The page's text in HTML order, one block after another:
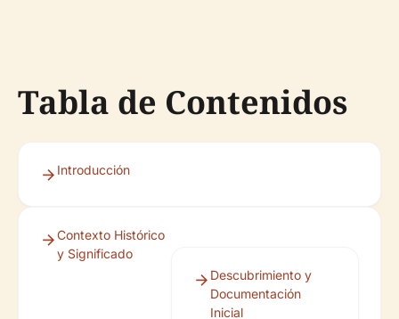
Tabla de Contenidos
Introducción
Contexto Histórico
y Significado
Descubrimiento y
Documentación
Inicial